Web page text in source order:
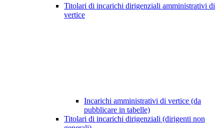
Titolari di incarichi dirigenziali amministrativi di
vertice
Incarichi amministrativi di vertice (da
pubblicare in tabelle)
Titolari di incarichi dirigenziali (dirigenti non